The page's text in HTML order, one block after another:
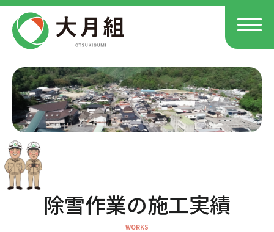
除雪作業の施工実績